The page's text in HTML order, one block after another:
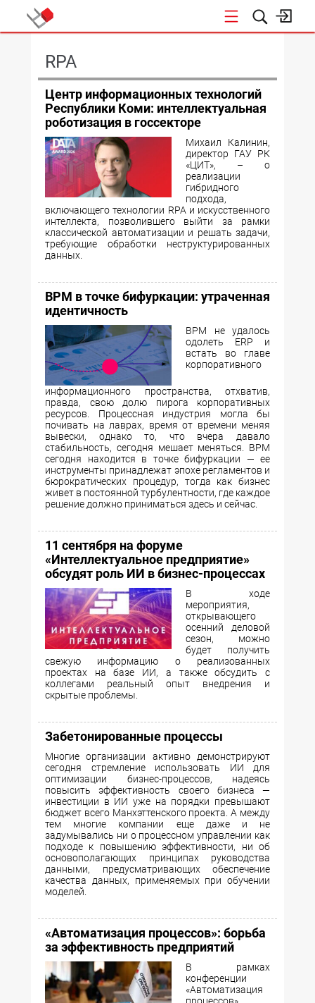
RPA
Центр информационных технологий
Республики Коми: интеллектуальная
роботизация в госсекторе
Михаил Калинин,
директор ГАУ РК
«ЦИТ», – о
реализации
гибридного
подхода,
включающего технологии RPA и искусственного
интеллекта, позволившего выйти за рамки
классической автоматизации и решать задачи,
требующие обработки неструктурированных
данных.
BPM в точке бифуркации: утраченная
идентичность
BPM не удалось
одолеть ERP и
встать во главе
корпоративного
информационного пространства, отхватив,
правда, свою долю пирога корпоративных
ресурсов. Процессная индустрия могла бы
почивать на лаврах, время от времени меняя
вывески, однако то, что вчера давало
стабильность, сегодня мешает меняться. BPM
сегодня находится в точке бифуркации — ее
инструменты принадлежат эпохе регламентов и
бюрократических процедур, тогда как бизнес
живет в постоянной турбулентности, где каждое
решение должно приниматься здесь и сейчас.
11 сентября на форуме
«Интеллектуальное предприятие»
обсудят роль ИИ в бизнес-процессах
В ходе
мероприятия,
открывающего
осенний деловой
сезон, можно
будет получить
свежую информацию о реализованных
проектах на базе ИИ, а также обсудить с
коллегами реальный опыт внедрения и
скрытые проблемы.
Забетонированные процессы
Многие организации активно демонстрируют
сегодня стремление использовать ИИ для
оптимизации бизнес-процессов, надеясь
повысить эффективность своего бизнеса —
инвестиции в ИИ уже на порядки превышают
бюджет всего Манхэттенского проекта. А между
тем многие компании еще даже и не
задумывались ни о процессном управлении как
подходе к повышению эффективности, ни об
основополагающих принципах руководства
данными, предусматривающих обеспечение
качества данных, применяемых при обучении
моделей.
«Автоматизация процессов»: борьба
за эффективность предприятий
В рамках
конференции
«Автоматизация